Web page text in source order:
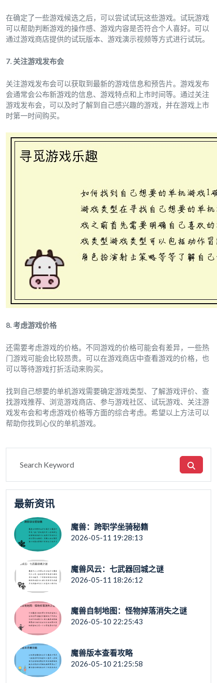
在确定了一些游戏候选之后，可以尝试试玩这些游戏。试玩游戏
可以帮助判断游戏的操作感、游戏内容是否符合个人喜好。可以
通过游戏商店提供的试玩版本、游戏演示视频等方式进行试玩。
7. 关注游戏发布会
关注游戏发布会可以获取到最新的游戏信息和预告片。游戏发布
会通常会公布新游戏的信息、游戏特点和上市时间等。通过关注
游戏发布会，可以及时了解到自己感兴趣的游戏，并在游戏上市
时第一时间购买。
8. 考虑游戏价格
还需要考虑游戏的价格。不同游戏的价格可能会有差异，一些热
门游戏可能会比较昂贵。可以在游戏商店中查看游戏的价格，也
可以等待游戏打折活动来购买。
找到自己想要的单机游戏需要确定游戏类型、了解游戏评价、查
找游戏推荐、浏览游戏商店、参与游戏社区、试玩游戏、关注游
戏发布会和考虑游戏价格等方面的综合考虑。希望以上方法可以
帮助你找到心仪的单机游戏。
最新资讯
魔兽：跨职学坐骑秘籍
2026-05-11 19:28:13
魔兽风云：七武器回城之谜
2026-05-11 18:26:12
魔兽自制地图：怪物掉落消失之谜
2026-05-10 22:25:43
魔兽版本查看攻略
2026-05-10 21:25:58